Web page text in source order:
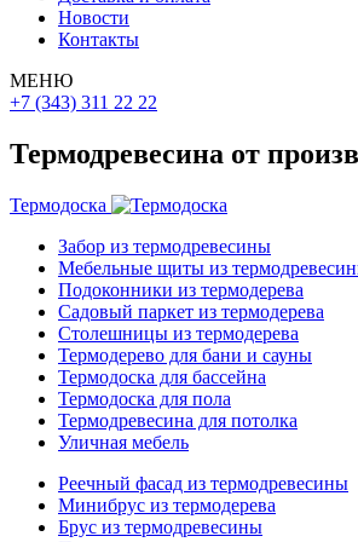
Новости
Контакты
МЕНЮ
+7 (343) 311 22 22
Термодревесина от
Термодоска
Забор из термодревесины
Мебельные щиты из
Подоконники из термодерева
Садовый паркет из термодерева
Столешницы из термодерева
Термодерево для бани и сауны
Термодоска для бассейна
Термодоска для пола
Термодревесина для потолка
Уличная мебель
Реечный фасад из термодревесины
Минибрус из термодерева
Брус из термодревесины